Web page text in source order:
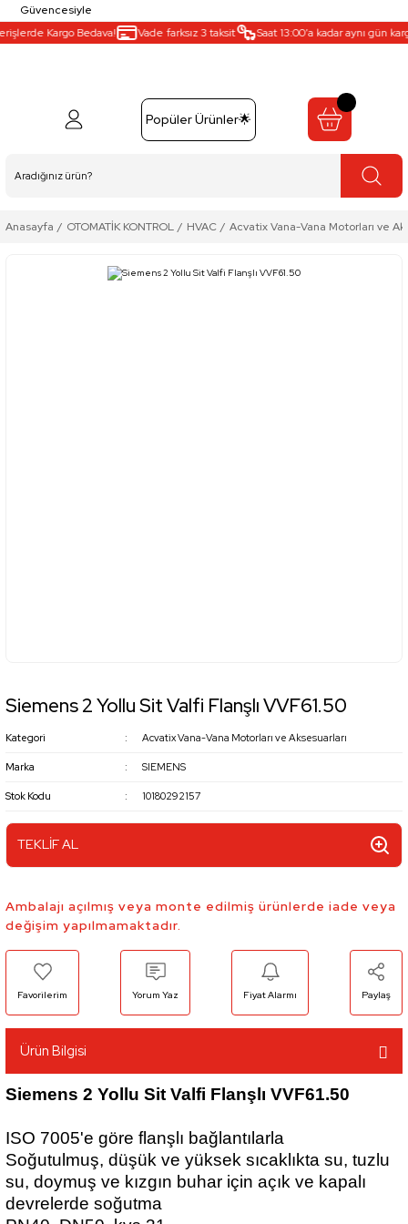
Güvencesiyle
Kargo Bedava!
Vade farksız 3 taksit Saat 13:00’a kadar aynı gün kargo
Popüler Ürünler🌟
Anasayfa OTOMATİK KONTROL HVAC Acvatix Vana-Vana Motorları ve
Siemens 2 Yollu Sit Valfi Flanşlı VVF61.50
Kategori Acvatix Vana-Vana Motorları ve Aksesuarları
Marka SIEMENS
Stok Kodu 10180292157
TEKLİF AL
Ambalajı açılmış veya monte edilmiş ürünlerde iade veya
değişim yapılmamaktadır.
Yorum Yaz Fiyat Alarmı Paylaş
Ürün Bilgisi
Siemens 2 Yollu Sit Valfi Flanşlı VVF61.50
ISO 7005'e göre flanşlı bağlantılarla
Soğutulmuş, düşük ve yüksek sıcaklıkta su, tuzlu
su, doymuş ve kızgın buhar için açık ve kapalı
devrelerde soğutma